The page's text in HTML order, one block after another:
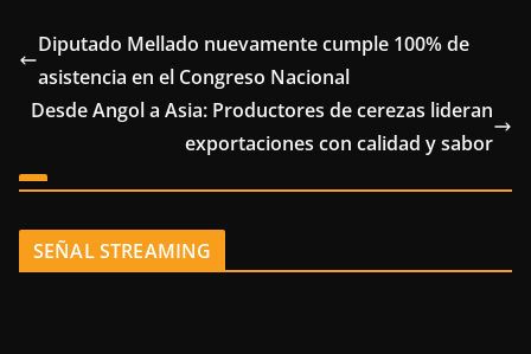
Diputado Mellado nuevamente cumple 100% de
asistencia en el Congreso Nacional
Desde Angol a Asia: Productores de cerezas lideran
exportaciones con calidad y sabor
SEÑAL STREAMING